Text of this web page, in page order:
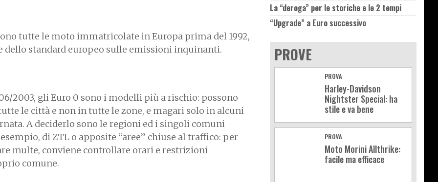
tutte le moto immatricolate in Europa prima del 1992,
dello standard europeo sulle emissioni inquinanti.
2003, gli Euro 0 sono i modelli più a rischio: possono
le città e non in tutte le zone, e magari solo in alcuni
A deciderlo sono le regioni ed i singoli comuni
di ZTL o apposite “aree” chiuse al traffico: per
multe, conviene controllare orari e restrizioni
comune.
La “deroga” per le storiche e le 2 tempi
“Upgrade” a Euro successivo
PROVE
PROVA
Harley-Davidson
Nightster Special: ha
stile e va bene
PROVA
Moto Morini Allthrike:
facile ma efficace